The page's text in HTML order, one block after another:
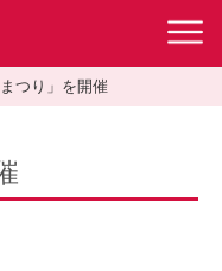
つり」を開催